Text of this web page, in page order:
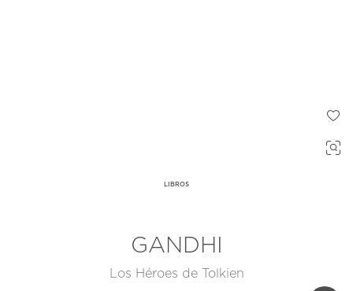
LIBROS
GANDHI
Los Héroes de Tolkien